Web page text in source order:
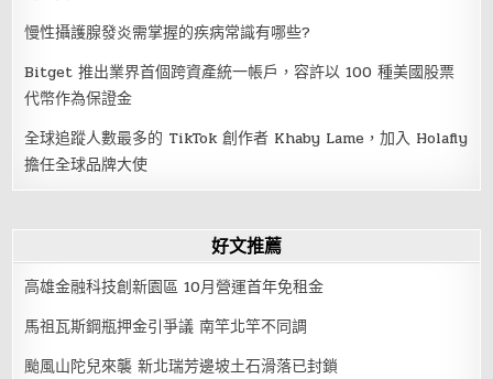
慢性攝護腺發炎需掌握的疾病常識有哪些?
Bitget 推出業界首個跨資產統一帳戶，容許以 100 種美國股票
代幣作為保證金
全球追蹤人數最多的 TikTok 創作者 Khaby Lame，加入 Holafly
擔任全球品牌大使
好文推薦
高雄金融科技創新園區 10月營運首年免租金
馬祖瓦斯鋼瓶押金引爭議 南竿北竿不同調
颱風山陀兒來襲 新北瑞芳邊坡土石滑落已封鎖